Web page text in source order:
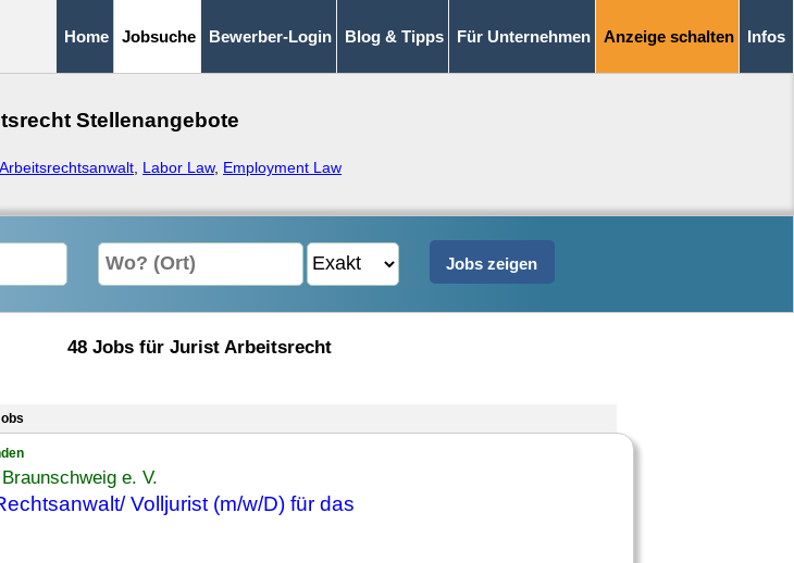
Home Jobsuche Bewerber-Login Blog & Tipps Für Unternehmen Anzeige schalten Infos
Stellenangebote
Arbeitsrechtsanwalt Labor Law, Employment Law
48 Jobs für Jurist Arbeitsrecht
e. V.
Volljurist (m/w/D) für das